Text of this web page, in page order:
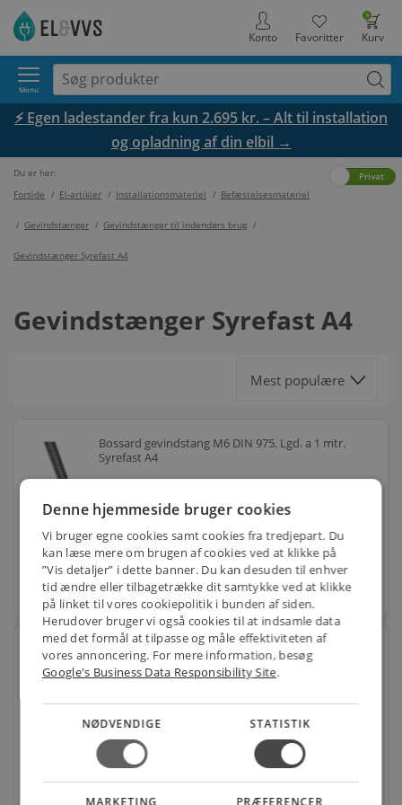
0
Kurv
Favoritter
Konto
Menu
⚡ Egen ladestander fra kun 2.695 kr. – Alt til installation
og opladning af din elbil →
Du er her:
Forside / El-artikler / Installationsmateriel / Befæstelsesmateriel
/ Gevindstænger / Gevindstænger til indendørs brug /
Gevindstænger Syrefast A4
Privat
Gevindstænger Syrefast A4
Bossard gevindstang M6 DIN 975. Lgd. a 1 mtr.
Syrefast A4
Varenr.: 525315322
44,00 kr.pr. stk.
stk. favorite
Bossard gevindstang M10 DIN 975. Lgd. a 1 mtr.
Syrefast A4
kr.pr. stk.
Denne hjemmeside bruger cookies
Vi bruger egne cookies samt cookies fra tredjepart. Du
kan læse mere om brugen af cookies ved at klikke på
”Vis detaljer” i dette banner. Du kan desuden til enhver
tid ændre eller tilbagetrække dit samtykke ved at klikke
på linket til vores cookiepolitik i bunden af siden.
Herudover bruger vi også cookies til at indsamle data
med det formål at tilpasse og måle effektiviteten af
vores annoncering. For mere information, besøg
Google's Business Data Responsibility Site.
NØDVENDIGE STATISTIK
MARKETING PRÆFERENCER